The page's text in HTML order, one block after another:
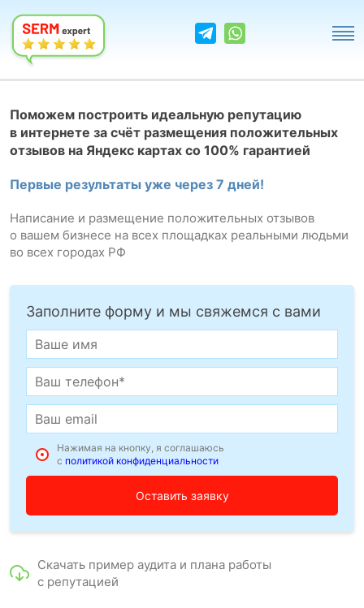
Поможем построить идеальную репутацию
в интернете за счёт размещения положительных
отзывов на Яндекс картах со 100% гарантией
Первые результаты уже через 7 дней!
Написание и размещение положительных отзывов
о вашем бизнесе на всех площадках реальными людьми
во всех городах РФ
Заполните форму и мы свяжемся с вами
Нажимая на кнопку, я соглашаюсь
с политикой конфиденциальности
Скачать пример аудита и плана работы
с репутацией